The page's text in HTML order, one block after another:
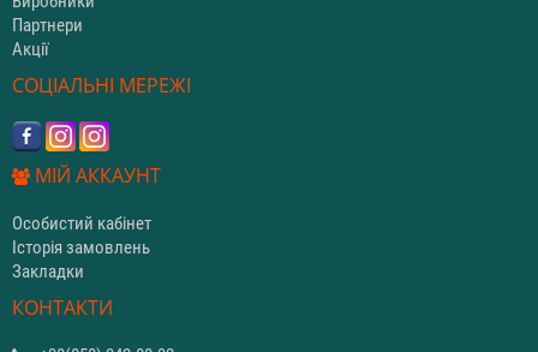
Партнери
Акції
СОЦІАЛЬНІ МЕРЕЖІ
МІЙ АККАУНТ
Особистий кабінет
Історія замовлень
Закладки
КОНТАКТИ